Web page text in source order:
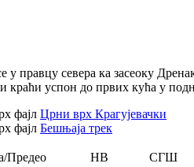
у правцу севера ка засеоку
краћи успон до првих кућа у
фајл Црни врх Крагујевачки
фајл Бешњаја трек
Предео НВ СГШ